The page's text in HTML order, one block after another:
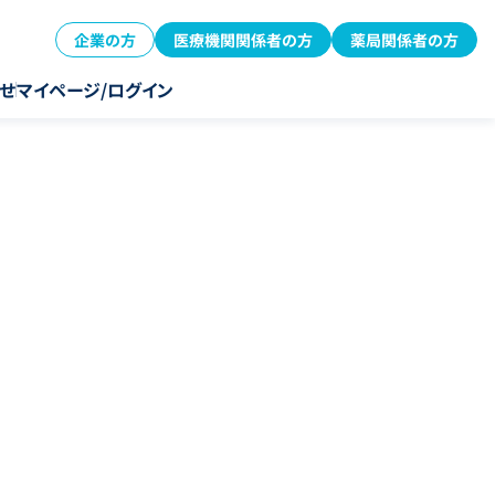
企業の方 医療機関関係者の方 薬局関係者の方
マイページ/ログイン